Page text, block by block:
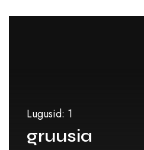
Lugusid: 1
gruusia